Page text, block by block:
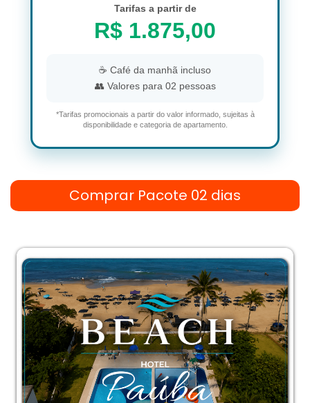
Tarifas a partir de
R$ 1.875,00
☕ Café da manhã incluso
👥 Valores para 02 pessoas
*Tarifas promocionais a partir do valor informado, sujeitas à
disponibilidade e categoria de apartamento.
Comprar Pacote 02 dias